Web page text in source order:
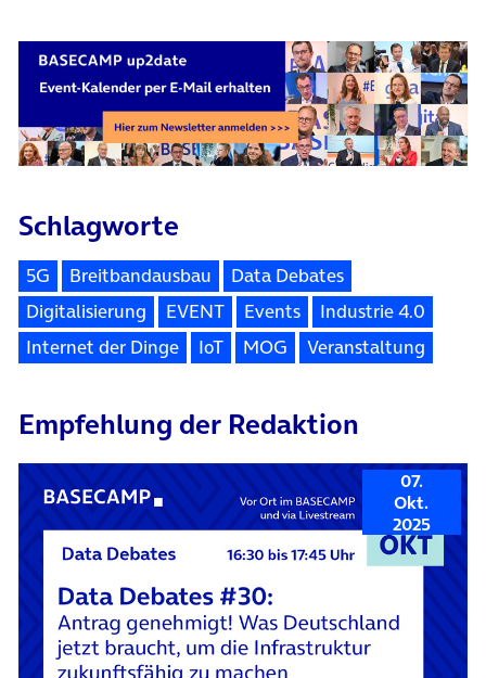
Schlagworte
5G Breitbandausbau
Data Debates
Digitalisierung
EVENT Events
Industrie 4.0
Internet der Dinge
IoT MOG Veranstaltung
Empfehlung der Redaktion
07.
Okt.
2025